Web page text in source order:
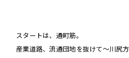
スタートは、通町筋。
産業道路、流通団地を抜けて〜川尻方